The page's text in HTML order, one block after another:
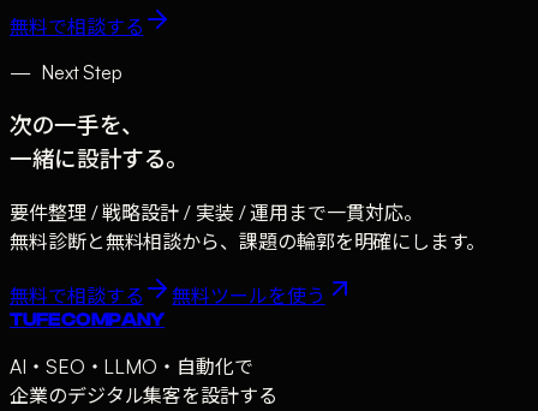
無料で相談する
—Next Step
次の一手を、
一緒に設計する。
要件整理 / 戦略設計 / 実装 / 運用まで一貫対応。
無料診断と無料相談から、課題の輪郭を明確にします。
無料で相談する 無料ツールを使う
TUFE COMPANY
AI・SEO・LLMO・自動化で
企業のデジタル集客を設計する